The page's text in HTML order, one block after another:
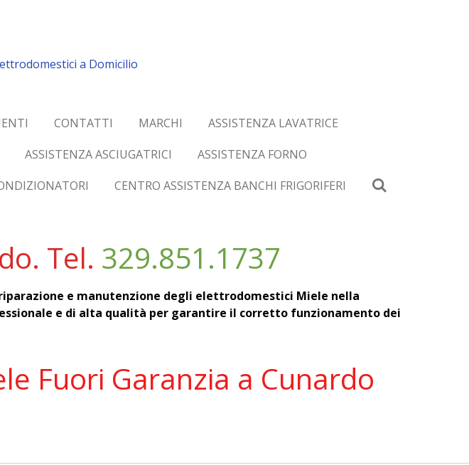
a Domicilio
CONTATTI MARCHI
ASSISTENZA LAVATRICE
ASSISTENZA ASCIUGATRICI
ASSISTENZA FORNO
CENTRO ASSISTENZA BANCHI FRIGORIFERI
Tel. 329.851.1737
e manutenzione degli elettrodomestici Miele nella
e di alta qualità per garantire il corretto funzionamento dei
Fuori Garanzia a Cunardo